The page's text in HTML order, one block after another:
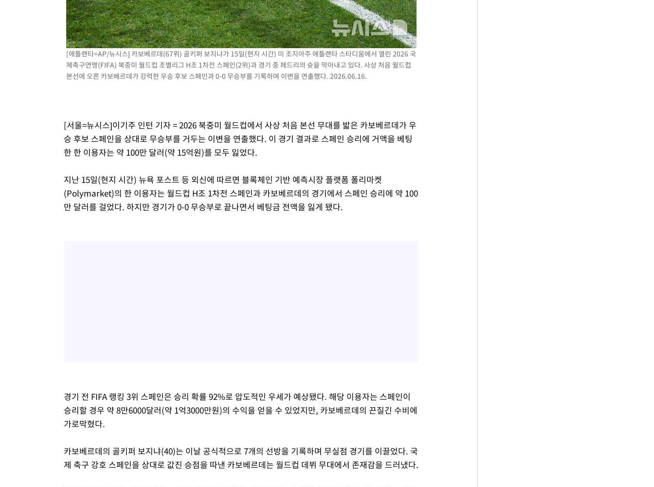
[애틀랜타=AP/뉴시스] 카보베르데(67위) 골키퍼 보지냐가 15일(현지 시간) 미 조지아주 애틀랜타 스타디움에서 열린 2026 국
제축구연맹(FIFA) 북중미 월드컵 조별리그 H조 1차전 스페인(2위)과 경기 중 페드리의 슛을 막아내고 있다. 사상 처음 월드컵
본선에 오른 카보베르데가 강력한 우승 후보 스페인과 0-0 무승부를 기록하며 이변을 연출했다. 2026.06.16.
[서울=뉴시스]이기주 인턴 기자 = 2026 북중미 월드컵에서 사상 처음 본선 무대를 밟은 카보베르데가 우
승 후보 스페인을 상대로 무승부를 거두는 이변을 연출했다. 이 경기 결과로 스페인 승리에 거액을 베팅
한 한 이용자는 약 100만 달러(약 15억원)를 모두 잃었다.
지난 15일(현지 시간) 뉴욕 포스트 등 외신에 따르면 블록체인 기반 예측시장 플랫폼 폴리마켓
(Polymarket)의 한 이용자는 월드컵 H조 1차전 스페인과 카보베르데의 경기에서 스페인 승리에 약 100
만 달러를 걸었다. 하지만 경기가 0-0 무승부로 끝나면서 베팅금 전액을 잃게 됐다.
경기 전 FIFA 랭킹 3위 스페인은 승리 확률 92%로 압도적인 우세가 예상됐다. 해당 이용자는 스페인이
승리할 경우 약 8만6000달러(약 1억3000만원)의 수익을 얻을 수 있었지만, 카보베르데의 끈질긴 수비에
가로막혔다.
카보베르데의 골키퍼 보지냐(40)는 이날 공식적으로 7개의 선방을 기록하며 무실점 경기를 이끌었다. 국
제 축구 강호 스페인을 상대로 값진 승점을 따낸 카보베르데는 월드컵 데뷔 무대에서 존재감을 드러냈다.